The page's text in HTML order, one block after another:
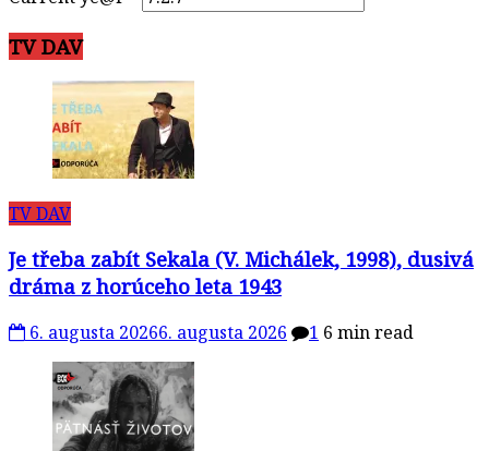
TV DAV
TV DAV
Je třeba zabít Sekala (V. Michálek, 1998), dusivá
dráma z horúceho leta 1943
6. augusta 20266. augusta 2026 1 6 min read